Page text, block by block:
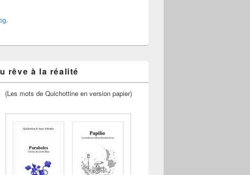
.
rêve à la réalité
(Les mots de Quichottine en version papier)